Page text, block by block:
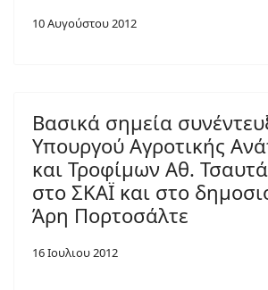
10 Αυγούστου 2012
Βασικά σημεία
Υπουργού Αγροτικής
και Τροφίμων Αθ.
στο ΣΚΑΪ και στο
Άρη Πορτοσάλτε
16 Ιουλιου 2012